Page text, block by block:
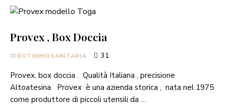
Provex , Box Doccia
IDROTERMOSANITARIA 31
Provex, box doccia . Qualità Italiana , precisione
Altoatesina Provex è una azienda storica , nata nel 1975
come produttore di piccoli utensili da …